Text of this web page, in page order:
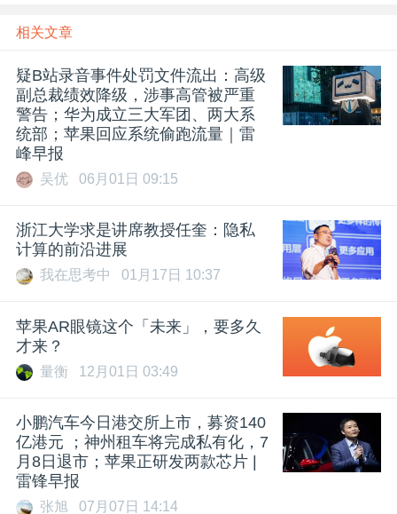
相关文章
疑B站录音事件处罚文件流出：高级
副总裁绩效降级，涉事高管被严重
警告；华为成立三大军团、两大系
统部；苹果回应系统偷跑流量｜雷
峰早报
吴优 06月01日 09:15
浙江大学求是讲席教授任奎：隐私
计算的前沿进展
我在思考中 01月17日 10:37
苹果AR眼镜这个「未来」，要多久
才来？
量衡 12月01日 03:49
小鹏汽车今日港交所上市，募资140
亿港元 ；神州租车将完成私有化，7
月8日退市；苹果正研发两款芯片 |
雷锋早报
张旭 07月07日 14:14